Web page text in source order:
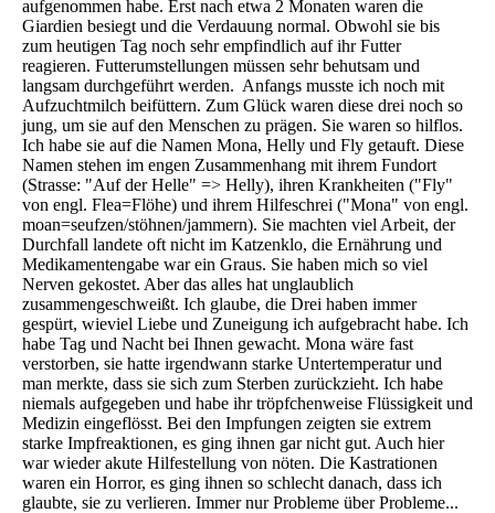
aufgenommen habe. Erst nach etwa 2 Monaten waren die
Giardien besiegt und die Verdauung normal. Obwohl sie bis
zum heutigen Tag noch sehr empfindlich auf ihr Futter
reagieren. Futterumstellungen müssen sehr behutsam und
langsam durchgeführt werden. Anfangs musste ich noch mit
Aufzuchtmilch beifüttern. Zum Glück waren diese drei noch so
jung, um sie auf den Menschen zu prägen. Sie waren so hilflos.
Ich habe sie auf die Namen Mona, Helly und Fly getauft. Diese
Namen stehen im engen Zusammenhang mit ihrem Fundort
(Strasse: "Auf der Helle" => Helly), ihren Krankheiten ("Fly"
von engl. Flea=Flöhe) und ihrem Hilfeschrei ("Mona" von engl.
moan=seufzen/stöhnen/jammern). Sie machten viel Arbeit, der
Durchfall landete oft nicht im Katzenklo, die Ernährung und
Medikamentengabe war ein Graus. Sie haben mich so viel
Nerven gekostet. Aber das alles hat unglaublich
zusammengeschweißt. Ich glaube, die Drei haben immer
gespürt, wieviel Liebe und Zuneigung ich aufgebracht habe. Ich
habe Tag und Nacht bei Ihnen gewacht. Mona wäre fast
verstorben, sie hatte irgendwann starke Untertemperatur und
man merkte, dass sie sich zum Sterben zurückzieht. Ich habe
niemals aufgegeben und habe ihr tröpfchenweise Flüssigkeit und
Medizin eingeflösst. Bei den Impfungen zeigten sie extrem
starke Impfreaktionen, es ging ihnen gar nicht gut. Auch hier
war wieder akute Hilfestellung von nöten. Die Kastrationen
waren ein Horror, es ging ihnen so schlecht danach, dass ich
glaubte, sie zu verlieren. Immer nur Probleme über Probleme...